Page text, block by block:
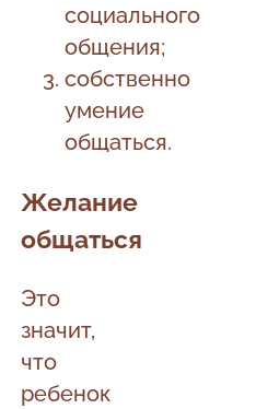
социального
общения;
собственно
умение
общаться.
Желание
общаться
Это
значит,
что
ребенок